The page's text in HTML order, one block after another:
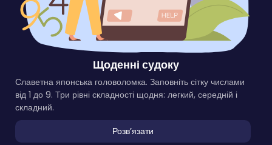
Щоденні судоку
Славетна японська головоломка. Заповніть сітку числами
від 1 до 9. Три рівні складності щодня: легкий, середній і
складний.
Розвʼязати